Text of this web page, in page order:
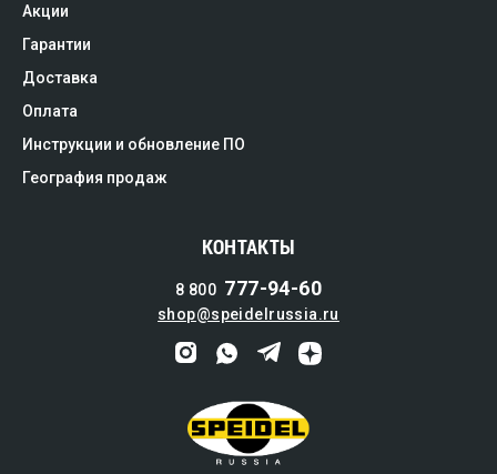
Акции
Гарантии
Доставка
Оплата
Инструкции и обновление ПО
География продаж
КОНТАКТЫ
8 800 777-94-60
shop@speidelrussia.ru